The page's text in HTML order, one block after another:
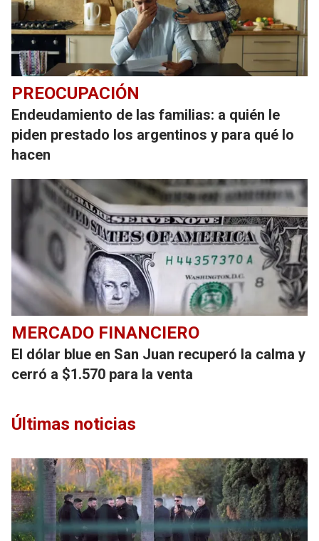
PREOCUPACIÓN
Endeudamiento de las familias: a quién le
piden prestado los argentinos y para qué lo
hacen
MERCADO FINANCIERO
El dólar blue en San Juan recuperó la calma y
cerró a $1.570 para la venta
Últimas noticias